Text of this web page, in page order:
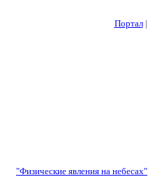
Портал|
"Физические явления на небесах"